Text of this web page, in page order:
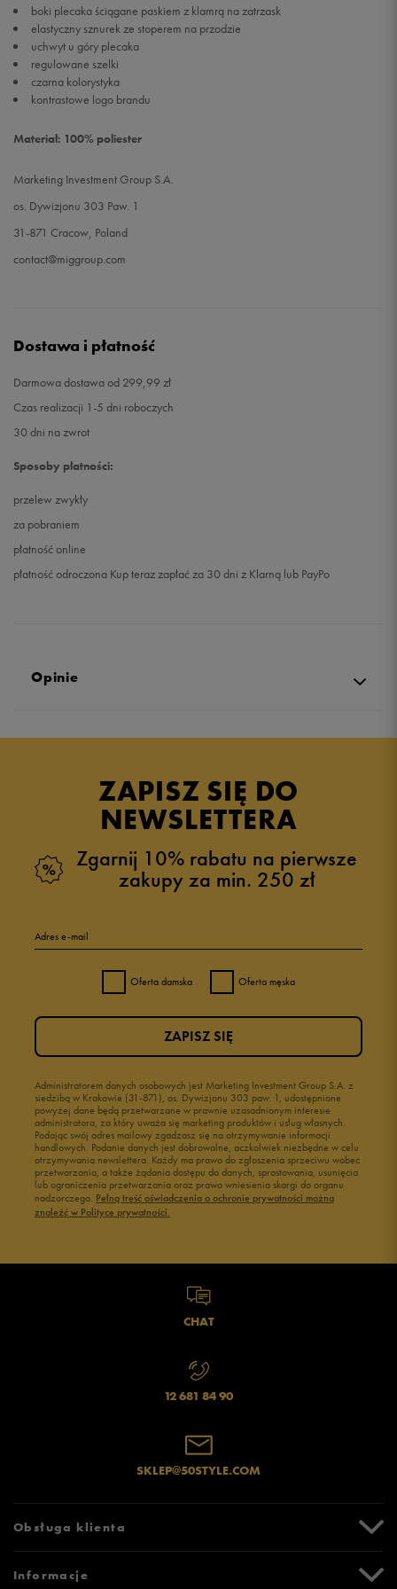
boki plecaka ściągane paskiem z klamrą na zatrzask
elastyczny sznurek ze stoperem na przodzie
uchwyt u góry plecaka
regulowane szelki
czarna kolorystyka
kontrastowe logo brandu
Materiał: 100% poliester
Marketing Investment Group S.A.
os. Dywizjonu 303 Paw. 1
31-871 Cracow, Poland
contact@miggroup.com
Dostawa i płatność
Darmowa dostawa od 299,99 zł
Czas realizacji 1-5 dni roboczych
30 dni na zwrot
Sposoby płatności:
przelew zwykły
za pobraniem
płatność online
płatność odroczona Kup teraz zapłać za 30 dni z Klarną lub PayPo
Opinie
4.9
zebranych i zweryfikowanych przez
4 8%
1 0%
Jak zbieramy opinie?
ZAPISZ SIĘ DO
NEWSLETTERA
Zgarnij 10% rabatu na pierwsze
zakupy za min. 250 zł
Adres e-mail
Oferta damska Oferta męska
Administratorem danych osobowych jest Marketing Investment Group S.A. z
siedzibą w Krakowie (31-871), os. Dywizjonu 303 paw. 1, udostępnione
powyżej dane będą przetwarzane w prawnie uzasadnionym interesie
administratora, za który uważa się marketing produktów i usług własnych.
Podając swój adres mailowy zgadzasz się na otrzymywanie informacji
handlowych. Podanie danych jest dobrowolne, aczkolwiek niezbędne w celu
otrzymywania newslettera. Każdy ma prawo do zgłoszenia sprzeciwu wobec
przetwarzania, a także żądania dostępu do danych, sprostowania, usunięcia
lub ograniczenia przetwarzania oraz prawo wniesienia skargi do organu
nadzorczego. Pełną treść oświadczenia o ochronie prywatności można
znaleźć w Polityce prywatności.
ZAPISZ SIĘ
CHAT
12 681 84 90
SKLEP@50STYLE.COM
Obsługa klienta
Informacje